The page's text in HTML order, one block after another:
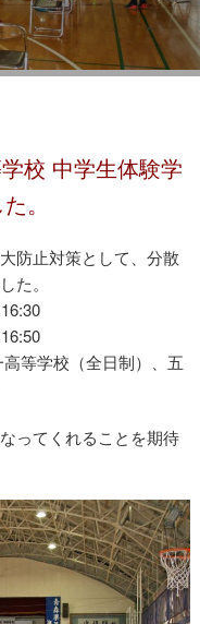
校 中学生体験学
。
防止対策として、分散
た。
等学校（全日制）、五
ってくれることを期待